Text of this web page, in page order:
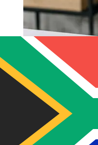
Hur lång tid tar